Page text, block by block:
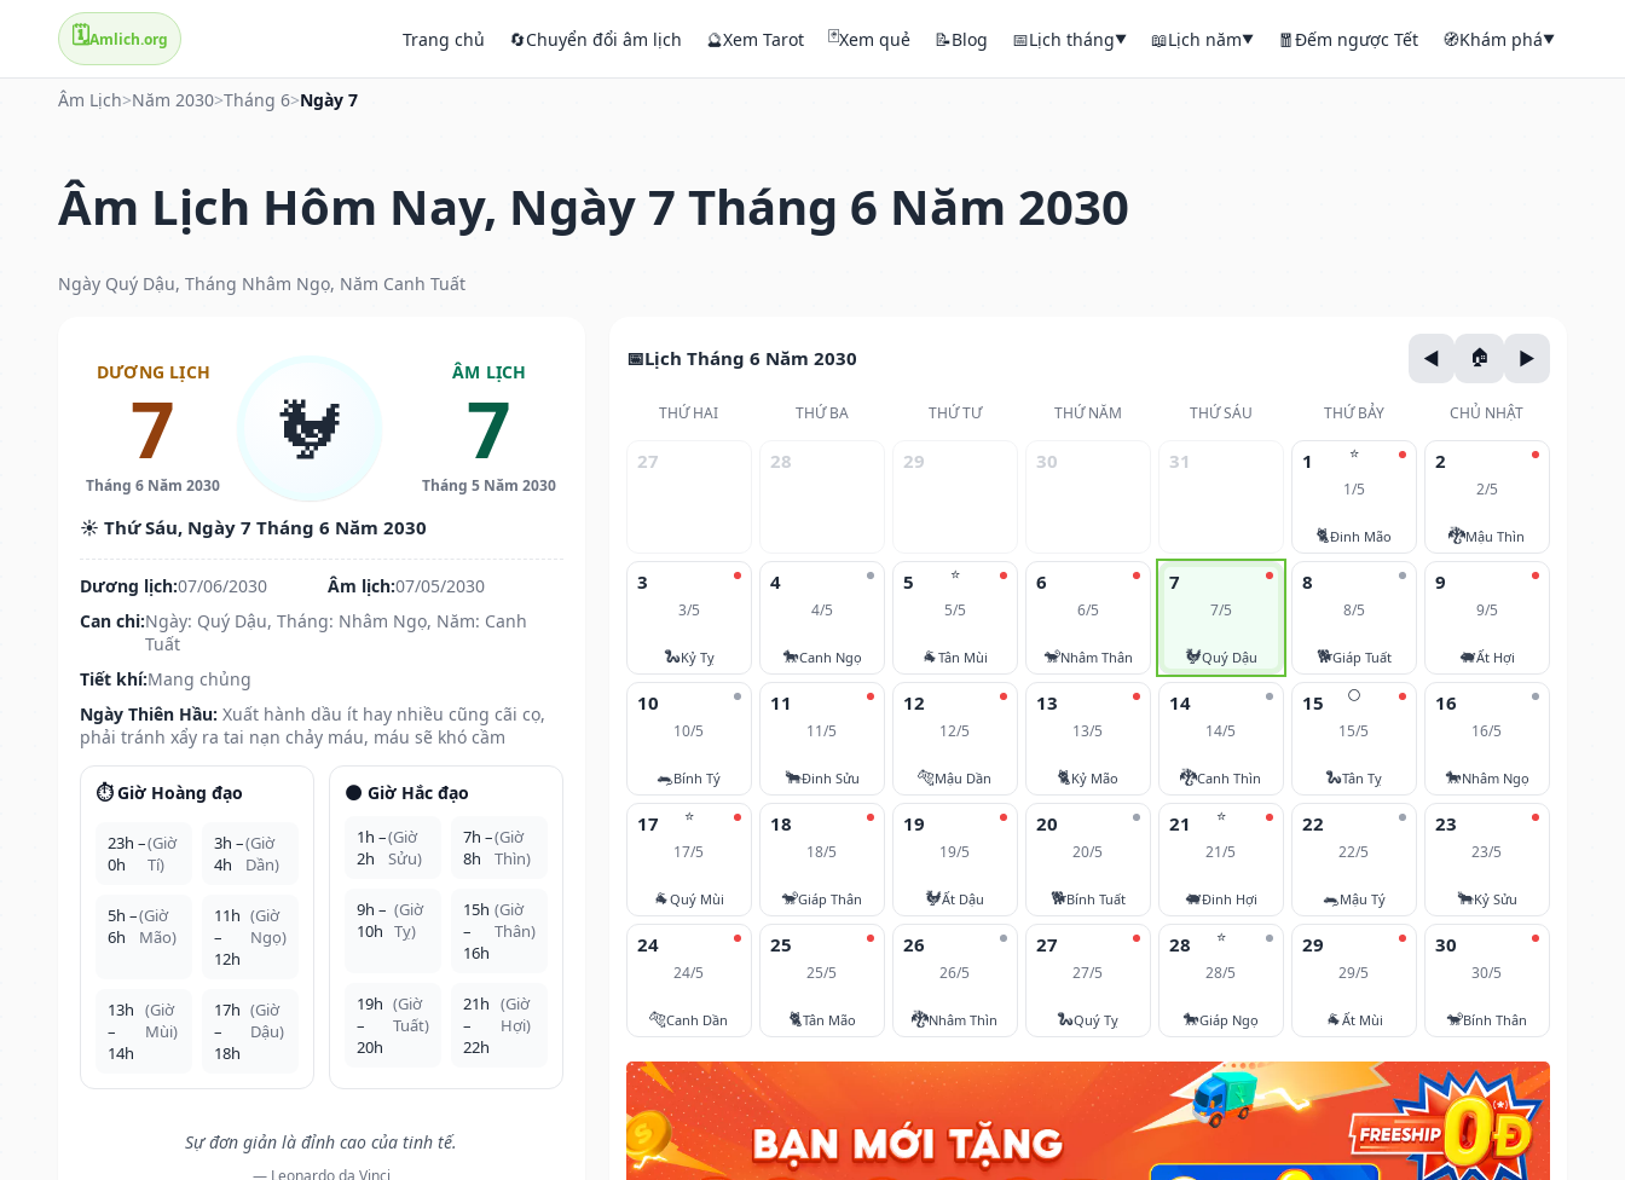
🗓️Amlich.org Trang chủ 🔄Chuyển đổi âm lịch 🔮Xem Tarot 🃏Xem quẻ 📝Blog 📅Lịch tháng▼ 📖Lịch năm▼ 🧧Đếm ngược Tết 🧭Khám phá▼
Âm Lịch>Năm 2030>Tháng 6>Ngày 7
Âm Lịch Hôm Nay, Ngày 7 Tháng 6 Năm 2030
Ngày Quý Dậu, Tháng Nhâm Ngọ, Năm Canh Tuất
DƯƠNG LỊCH
7
Tháng 6 Năm 2030
🐓
ÂM LỊCH
7
Tháng 5 Năm 2030
☀️ Thứ Sáu, Ngày 7 Tháng 6 Năm 2030
Dương lịch:07/06/2030 Âm lịch:07/05/2030
Can chi:Ngày: Quý Dậu, Tháng: Nhâm Ngọ, Năm: Canh
Tuất
Tiết khí:Mang chủng
Ngày Thiên Hầu: Xuất hành dầu ít hay nhiều cũng cãi cọ,
phải tránh xẩy ra tai nạn chảy máu, máu sẽ khó cầm
⏱️ Giờ Hoàng đạo
23h –
0h
(Giờ
Tí)
3h –
4h
(Giờ
Dần)
5h –
6h
(Giờ
Mão)
11h
–
12h
(Giờ
Ngọ)
13h
–
14h
(Giờ
Mùi)
17h
–
18h
(Giờ
Dậu)
🌑 Giờ Hắc đạo
1h –
2h
(Giờ
Sửu)
7h –
8h
(Giờ
Thìn)
9h –
10h
(Giờ
Tỵ)
15h
–
16h
(Giờ
Thân)
19h
–
20h
(Giờ
Tuất)
21h
–
22h
(Giờ
Hợi)
Sự đơn giản là đỉnh cao của tinh tế.
— Leonardo da Vinci
Lịch Tháng 6 Năm 2030
THỨ HAI THỨ BA THỨ TƯ THỨ NĂM THỨ SÁU THỨ BẢY CHỦ NHẬT
27 28 29 30 31 ⭐
1
1/5
🐈Đinh Mão
2
2/5
🐉Mậu Thìn
3
3/5
🐍Kỷ Tỵ
4
4/5
🐎Canh Ngọ
⭐
5
5/5
🐐Tân Mùi
6
6/5
🐒Nhâm Thân
7
7/5
🐓Quý Dậu
8
8/5
🐕Giáp Tuất
9
9/5
🐖Ất Hợi
10
10/5
🐀Bính Tý
11
11/5
🐂Đinh Sửu
12
12/5
🐅Mậu Dần
13
13/5
🐈Kỷ Mão
14
14/5
🐉Canh Thìn
🌕
15
15/5
🐍Tân Tỵ
16
16/5
🐎Nhâm Ngọ
⭐
17
17/5
🐐Quý Mùi
18
18/5
🐒Giáp Thân
19
19/5
🐓Ất Dậu
20
20/5
🐕Bính Tuất
⭐
21
21/5
🐖Đinh Hợi
22
22/5
🐀Mậu Tý
23
23/5
🐂Kỷ Sửu
24
24/5
🐅Canh Dần
25
25/5
🐈Tân Mão
26
26/5
🐉Nhâm Thìn
27
27/5
🐍Quý Tỵ
⭐
28
28/5
🐎Giáp Ngọ
29
29/5
🐐Ất Mùi
30
30/5
🐒Bính Thân